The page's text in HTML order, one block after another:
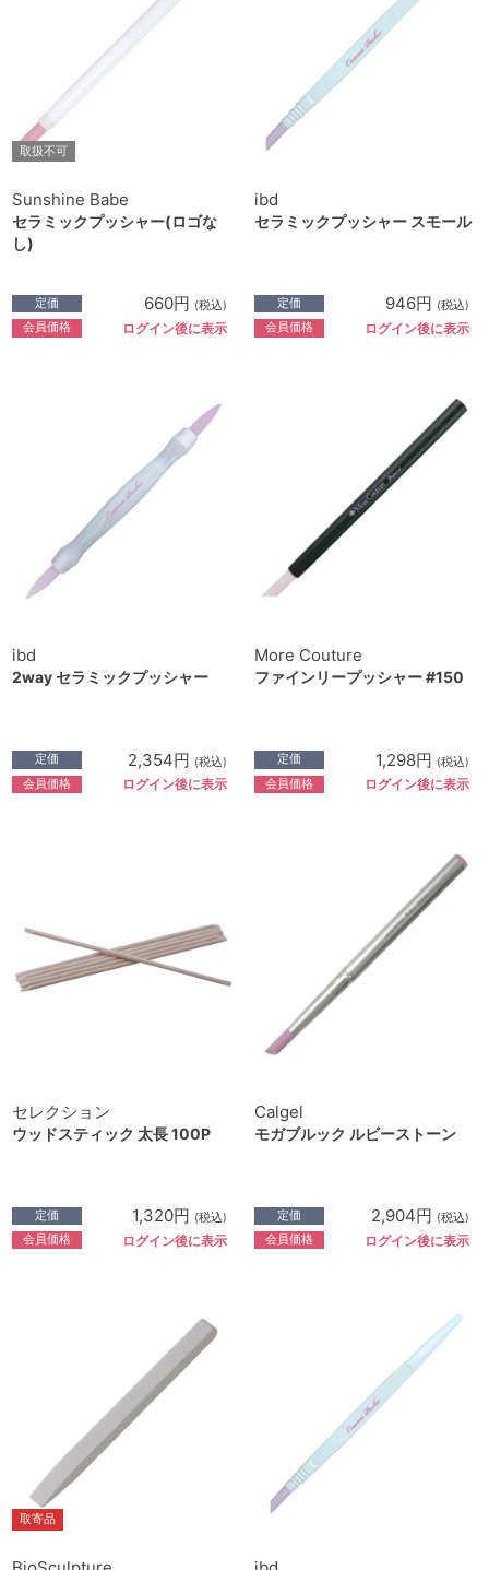
取扱不可
Sunshine Babe
セラミックプッシャー(ロゴな
し)
定価 660円 (税込)
会員価格 ログイン後に表示
ibd
セラミックプッシャー スモール
定価 946円 (税込)
会員価格 ログイン後に表示
ibd
2way セラミックプッシャー
定価 2,354円 (税込)
会員価格 ログイン後に表示
More Couture
ファインリープッシャー #150
定価 1,298円 (税込)
会員価格 ログイン後に表示
セレクション
ウッドスティック 太長 100P
定価 1,320円 (税込)
会員価格 ログイン後に表示
Calgel
モガブルック ルビーストーン
定価 2,904円 (税込)
会員価格 ログイン後に表示
取寄品